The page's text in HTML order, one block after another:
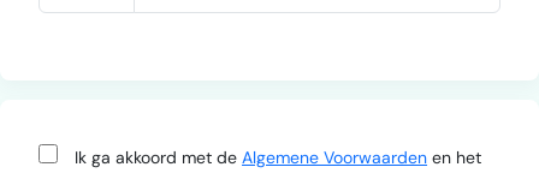
Ik ga akkoord met deAlgemene Voorwaarden en het